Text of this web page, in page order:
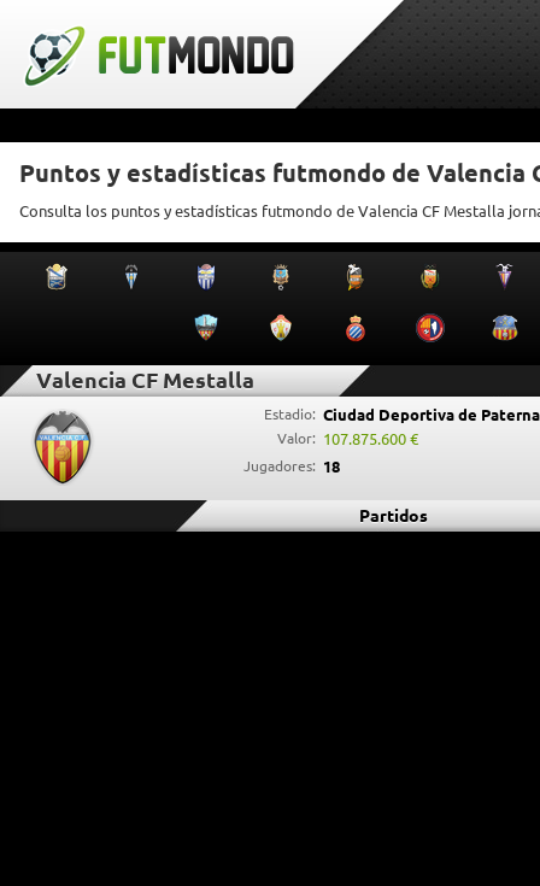
Puntos y estadísticas futmondo de Valencia
Consulta los puntos y estadísticas futmondo de Valencia CF Mestalla
Valencia CF Mestalla
Estadio: Ciudad Deportiva de Paterna
Valor: 107.875.600 €
Jugadores: 18
Partidos